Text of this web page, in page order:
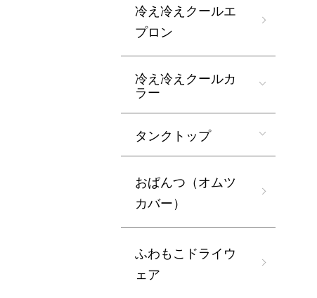
冷え冷えクールエ
プロン
冷え冷えクールカ
ラー
タンクトップ
おぱんつ（オムツ
カバー）
ふわもこドライウ
ェア